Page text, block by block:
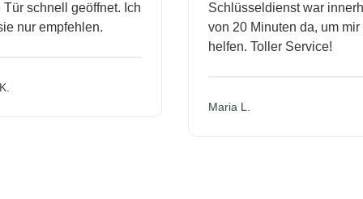
schnell geöffnet. Ich
nur empfehlen.
Schlüsseldienst war
von 20 Minuten da, um mir
helfen. Toller Service!
Maria L.